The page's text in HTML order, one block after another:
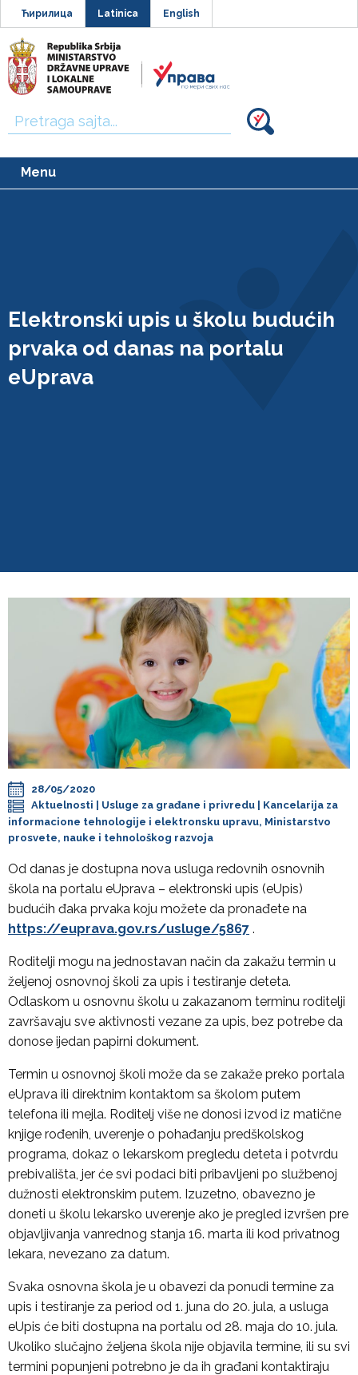
Ћирилица Latinica English
Traži:
Menu
Elektronski upis u školu budućih
prvaka od danas na portalu
eUprava
28/05/2020
Aktuelnosti
Usluge za građane i privredu
Kancelarija za
informacione tehnologije i elektronsku upravu, Ministarstvo
prosvete, nauke i tehnološkog razvoja
Od danas je dostupna nova usluga redovnih osnovnih
škola na portalu eUprava – elektronski upis (eUpis)
budućih đaka prvaka koju možete da pronađete na
https://euprava.gov.rs/usluge/5867 .
Roditelji mogu na jednostavan način da zakažu termin u
željenoj osnovnoj školi za upis i testiranje deteta.
Odlaskom u osnovnu školu u zakazanom terminu roditelji
završavaju sve aktivnosti vezane za upis, bez potrebe da
donose ijedan papirni dokument.
Termin u osnovnoj školi može da se zakaže preko portala
eUprava ili direktnim kontaktom sa školom putem
telefona ili mejla. Roditelj više ne donosi izvod iz matične
knjige rođenih, uverenje o pohađanju predškolskog
programa, dokaz o lekarskom pregledu deteta i potvrdu
prebivališta, jer će svi podaci biti pribavljeni po službenoj
dužnosti elektronskim putem. Izuzetno, obavezno je
doneti u školu lekarsko uverenje ako je pregled izvršen pre
objavljivanja vanrednog stanja 16. marta ili kod privatnog
lekara, nevezano za datum.
Svaka osnovna škola je u obavezi da ponudi termine za
upis i testiranje za period od 1. juna do 20. jula, a usluga
eUpis će biti dostupna na portalu od 28. maja do 10. jula.
Ukoliko slučajno željena škola nije objavila termine, ili su svi
termini popunjeni potrebno je da ih građani kontaktiraju